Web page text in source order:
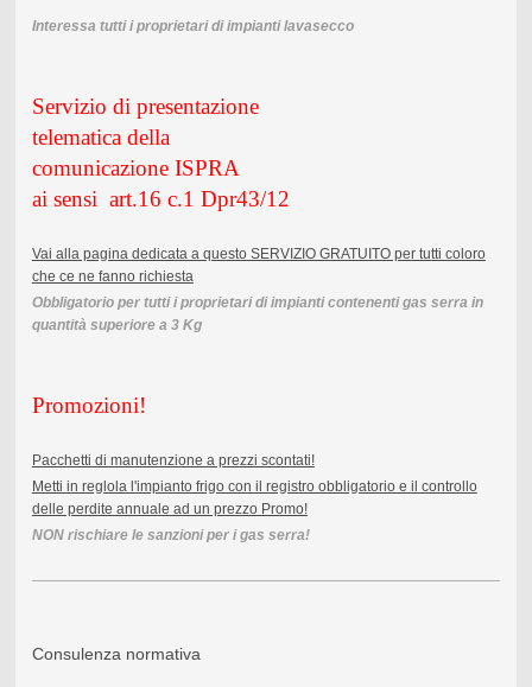
Interessa tutti i proprietari di impianti lavasecco
Servizio di presentazione
telematica della
comunicazione ISPRA
ai sensi art.16 c.1 Dpr43/12
Vai alla pagina dedicata a questo SERVIZIO GRATUITO per tutti coloro
che ce ne fanno richiesta
Obbligatorio per tutti i proprietari di impianti contenenti gas serra in
quantità superiore a 3 Kg
Promozioni!
Pacchetti di manutenzione a prezzi scontati!
Metti in reglola l'impianto frigo con il registro obbligatorio e il controllo
delle perdite annuale ad un prezzo Promo!
NON rischiare le sanzioni per i gas serra!
Consulenza normativa